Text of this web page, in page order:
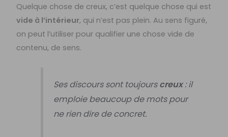
Quelque chose de creux, c’est quelque chose qui est
vide à l’intérieur, qui n’est pas plein. Au sens figuré,
on peut l’utiliser pour qualifier une chose vide de
contenu, de sens.
Ses discours sont toujourscreux: il
emploie beaucoup de mots pour
ne rien dire de concret.